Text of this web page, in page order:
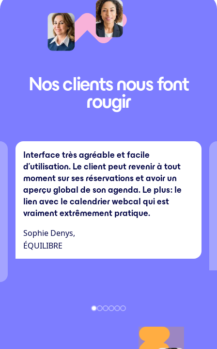
Nos clients nous font
rougir
Interface très agréable et facile
d’utilisation. Le client peut revenir à tout
moment sur ses réservations et avoir un
aperçu global de son agenda. Le plus : le
lien avec le calendrier webcal qui est
vraiment extrêmement pratique.
Sophie Denys,
ÉQUILIBRE